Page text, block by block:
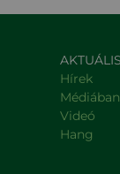
AKTUÁLIS
Hírek
Médiában
Videó
Hang